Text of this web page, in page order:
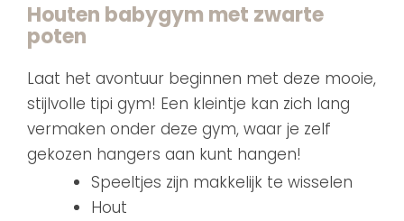
Houten babygym met zwarte
poten
Laat het avontuur beginnen met deze mooie,
stijlvolle tipi gym! Een kleintje kan zich lang
vermaken onder deze gym, waar je zelf
gekozen hangers aan kunt hangen!
Speeltjes zijn makkelijk te wisselen
Hout